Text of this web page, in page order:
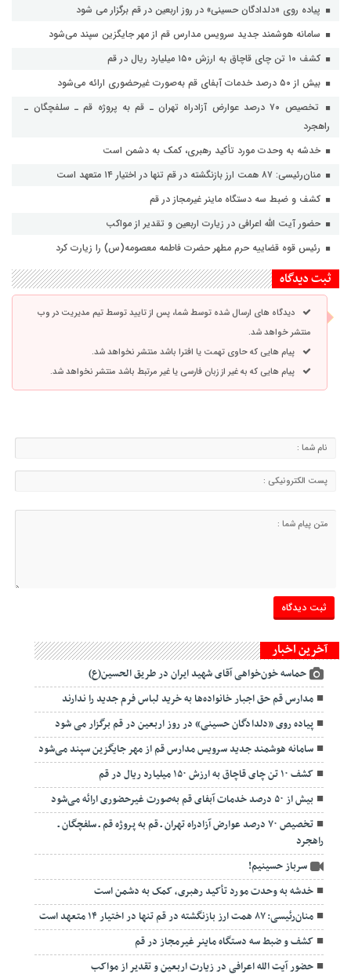
پیاده روی «دلدادگان حسینی» در روز اربعین در قم برگزار می شود
سامانه هوشمند جدید سرویس مدارس قم از مهر جایگزین سپند می‌شود
کشف ۱۰ تن چای قاچاق به ارزش ۱۵۰ میلیارد ریال در قم
بیش از ۵۰ درصد خدمات آبفای قم به‌صورت غیرحضوری ارائه می‌شود
تخصیص ۷۰ درصد عوارض آزادراه تهران ـ قم به پروژه قم ـ سلفچگان ـ
راهجرد
خدشه به وحدت مورد تأکید رهبری، کمک به دشمن است
منان‌رئیسی: ۸۷ همت ارز بازنگشته در قم تنها در اختیار ۱۴ متعهد است
کشف و ضبط سه دستگاه ماینر غیرمجاز در قم
حضور آیت الله اعرافی در زیارت اربعین و تقدیر از مواکب
رئیس قوه قضاییه حرم مطهر حضرت فاطمه معصومه(س) را زیارت کرد
ثبت دیدگاه
دیدگاه های ارسال شده توسط شما، پس از تایید توسط تیم مدیریت در وب
منتشر خواهد شد.
پیام هایی که حاوی تهمت یا افترا باشد منتشر نخواهد شد.
پیام هایی که به غیر از زبان فارسی یا غیر مرتبط باشد منتشر نخواهد شد.
آخرین اخبار
حماسه خون‌خواهی آقای شهید ایران در طریق الحسین(ع)
مدارس قم حق اجبار خانواده‌ها به خرید لباس فرم جدید را ندارند
پیاده روی «دلدادگان حسینی» در روز اربعین در قم برگزار می شود
سامانه هوشمند جدید سرویس مدارس قم از مهر جایگزین سپند می‌شود
کشف ۱۰ تن چای قاچاق به ارزش ۱۵۰ میلیارد ریال در قم
بیش از ۵۰ درصد خدمات آبفای قم به‌صورت غیرحضوری ارائه می‌شود
تخصیص ۷۰ درصد عوارض آزادراه تهران ـ قم به پروژه قم ـ سلفچگان ـ
راهجرد
سرباز حسینیم!
خدشه به وحدت مورد تأکید رهبری، کمک به دشمن است
منان‌رئیسی: ۸۷ همت ارز بازنگشته در قم تنها در اختیار ۱۴ متعهد است
کشف و ضبط سه دستگاه ماینر غیرمجاز در قم
حضور آیت الله اعرافی در زیارت اربعین و تقدیر از مواکب